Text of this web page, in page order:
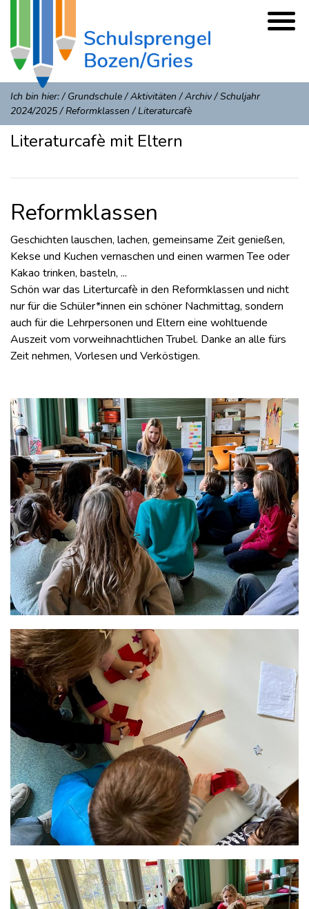
Ich bin hier:/ Grundschule/Aktivitäten /Archiv/Schuljahr
2024/2025/Reformklassen /Literaturcafè
Literaturcafè mit Eltern
Reformklassen
Geschichten lauschen, lachen, gemeinsame Zeit genießen,
Kekse und Kuchen vernaschen und einen warmen Tee oder
Kakao trinken, basteln, ...
Schön war das Literturcafè in den Reformklassen und nicht
nur für die Schüler*innen ein schöner Nachmittag, sondern
auch für die Lehrpersonen und Eltern eine wohltuende
Auszeit vom vorweihnachtlichen Trubel. Danke an alle fürs
Zeit nehmen, Vorlesen und Verköstigen.